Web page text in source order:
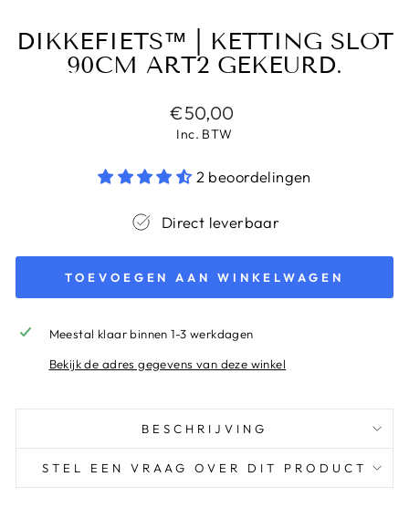
DIKKEFIETS™ | KETTING SLOT
90CM ART2 GEKEURD.
Normale
prijs
€50,00
Inc. BTW
2 beoordelingen
Direct leverbaar
TOEVOEGEN AAN WINKELWAGEN
Meestal klaar binnen 1-3 werkdagen
Bekijk de adres gegevens van deze winkel
BESCHRIJVING
STEL EEN VRAAG OVER DIT PRODUCT